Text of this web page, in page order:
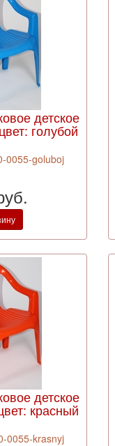
детское
голубой
0055-goluboj
детское
красный
0055-krasnyj